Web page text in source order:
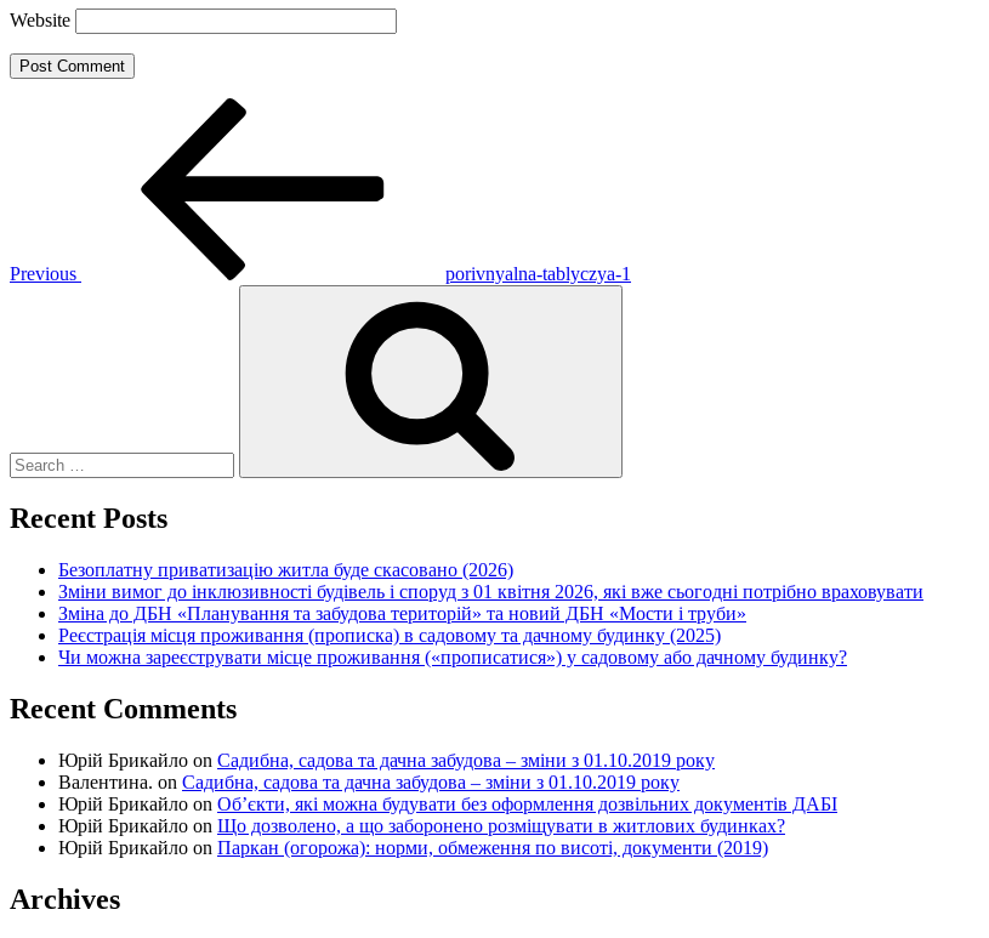
Website
Previous
porivnyalna-tablyczya-1
Recent Posts
Безоплатну приватизацію житла буде скасовано (2026)
Зміни вимог до інклюзивності будівель і споруд з 01 квітня 2026, які вже сьогодні потрібно враховувати
Зміна до ДБН «Планування та забудова територій» та новий ДБН «Мости і труби»
Реєстрація місця проживання (прописка) в садовому та дачному будинку (2025)
Чи можна зареєструвати місце проживання («прописатися») у садовому або дачному будинку?
Recent Comments
Юрій Брикайло on Садибна, садова та дачна забудова – зміни з 01.10.2019 року
Валентина. on Садибна, садова та дачна забудова – зміни з 01.10.2019 року
Юрій Брикайло on Об’єкти, які можна будувати без оформлення дозвільних документів ДАБІ
Юрій Брикайло on Що дозволено, а що заборонено розміщувати в житлових будинках?
Юрій Брикайло on Паркан (огорожа): норми, обмеження по висоті, документи (2019)
Archives